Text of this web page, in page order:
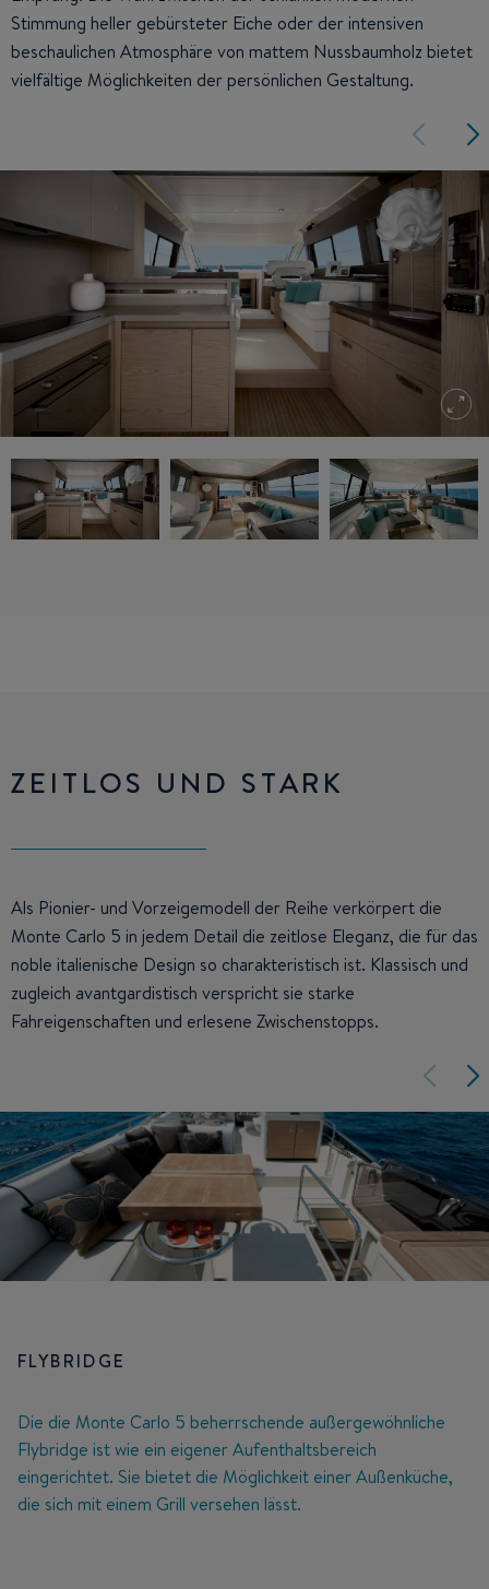
Stimmung heller gebürsteter Eiche oder der intensiven
beschaulichen Atmosphäre von mattem Nussbaumholz bietet
vielfältige Möglichkeiten der persönlichen Gestaltung.
ZEITLOS UND STARK
Als Pionier- und Vorzeigemodell der Reihe verkörpert die
Monte Carlo 5 in jedem Detail die zeitlose Eleganz, die für das
noble italienische Design so charakteristisch ist. Klassisch und
zugleich avantgardistisch verspricht sie starke
Fahreigenschaften und erlesene Zwischenstopps.
FLYBRIDGE
Die die Monte Carlo 5 beherrschende außergewöhnliche
Flybridge ist wie ein eigener Aufenthaltsbereich
eingerichtet. Sie bietet die Möglichkeit einer Außenküche,
die sich mit einem Grill versehen lässt.